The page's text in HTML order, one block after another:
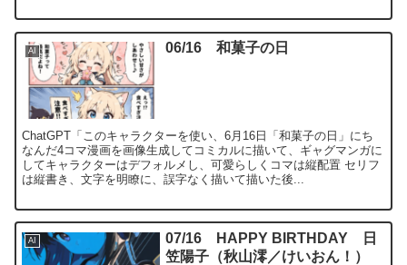
AI 06/16 和菓子の日
ChatGPT「このキャラクターを使い、6月16日「和菓子の日」にち
なんだ4コマ漫画を画像生成してコミカルに描いて、ギャグマンガに
してキャラクターはデフォルメし、可愛らしくコマは縦配置 セリフ
は縦書き、文字を明瞭に、誤字なく描いて描いた後...
AI
07/16 HAPPY BIRTHDAY 日
笠陽子（秋山澪／けいおん！）